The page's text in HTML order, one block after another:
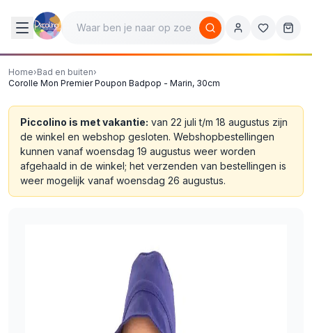
Home›Bad en buiten›
Corolle Mon Premier Poupon Badpop - Marin, 30cm
Piccolino is met vakantie: van 22 juli t/m 18 augustus zijn
de winkel en webshop gesloten. Webshopbestellingen
kunnen vanaf woensdag 19 augustus weer worden
afgehaald in de winkel; het verzenden van bestellingen is
weer mogelijk vanaf woensdag 26 augustus.